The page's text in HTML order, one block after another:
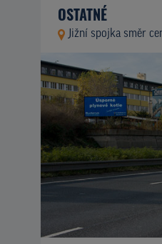
OSTATNÉ
Jižní spojka směr